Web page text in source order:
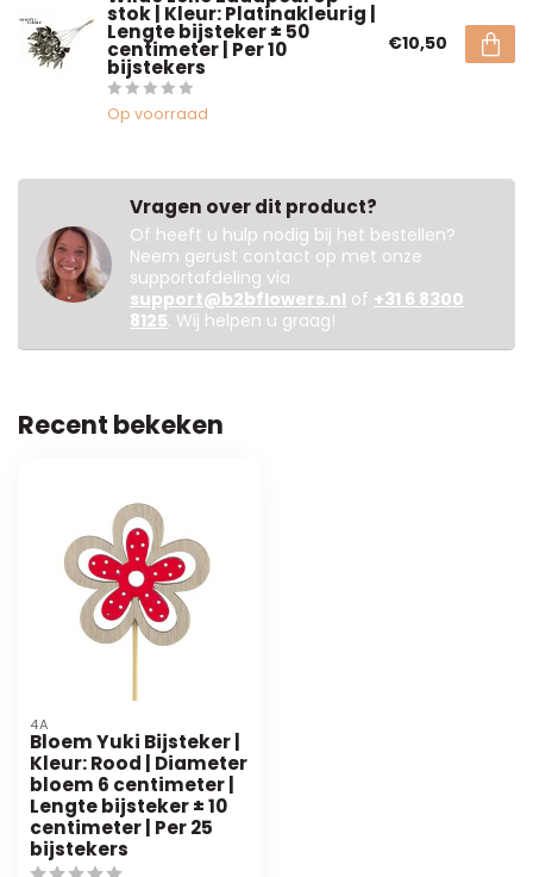
stok | Kleur: Platinakleurig |
Lengte bijsteker ± 50
centimeter | Per 10
bijstekers
Op voorraad
€10,50
Vragen over dit product?
Of heeft u hulp nodig bij het bestellen?
Neem gerust contact op met onze
supportafdeling via
support@b2bflowers.nl of +31 6 8300
8125. Wij helpen u graag!
Recent bekeken
4A
Bloem Yuki Bijsteker |
Kleur: Rood | Diameter
bloem 6 centimeter |
Lengte bijsteker ± 10
centimeter | Per 25
bijstekers